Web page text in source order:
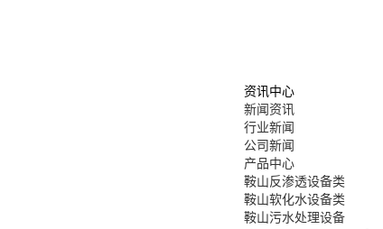
资讯中心
新闻资讯
行业新闻
公司新闻
产品中心
鞍山反渗透设备类
鞍山软化水设备类
鞍山污水处理设备